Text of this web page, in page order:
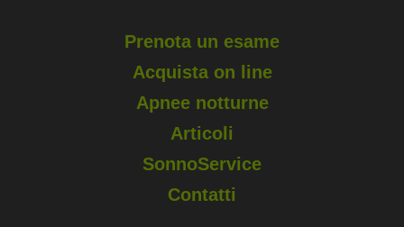
Prenota un esame
Acquista on line
Apnee notturne
Articoli
SonnoService
Contatti